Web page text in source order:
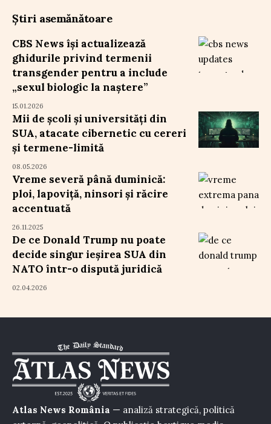
Știri asemănătoare
CBS News își actualizează
ghidurile privind termenii
transgender pentru a include
„sexul biologic la naștere”
15.01.2026
Mii de școli și universități din
SUA, atacate cibernetic cu cereri
și termene-limită
08.05.2026
Vreme severă până duminică:
ploi, lapoviță, ninsori și răcire
accentuată
26.11.2025
De ce Donald Trump nu poate
decide singur ieșirea SUA din
NATO într-o dispută juridică
02.04.2026
Atlas News România — analiză strategică, politică